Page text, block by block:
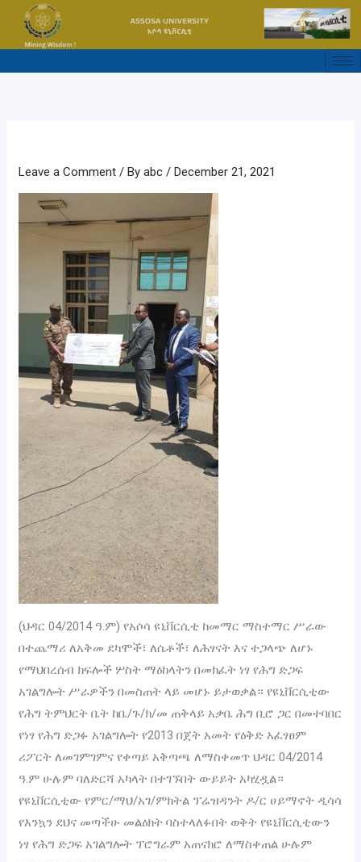
content
Leave a Comment / Byabc/December 21, 2021
(ህዳር 04/2014 ዓ.ም) የአሶሳ ዩኒቨርሲቲ ከመማር ማስተማር ሥራው
በተጨማሪ ለአቅመ ደካሞች፣ ለሴቶች፣ ለሕፃናት እና ተጋላጭ ለሆኑ
የማህበረሰብ ክፍሎች ሦስት ማዕከላትን በመክፈት ነፃ የሕግ ድጋፍ
አገልግሎት ሥራዎችን በመስጠት ላይ መሆኑ ይታወቃል። የዩኒቨርሲቲው
የሕግ ትምህርት ቤት ከቤ/ጉ/ክ/መ ጠቅላይ አቃቤ ሕግ ቢሮ ጋር በመተባበር
የነፃ የሕግ ድጋፉ አገልግሎት የ2013 በጀት አመት የዕቅድ አፈፃፀም
ሪፖርት ለመገምገምና የቀጣይ አቅጣጫ ለማስቀመጥ ህዳር 04/2014
ዓ.ም ሁሉም ባለድርሻ አካላት በተገኙበት ውይይት አካሂዷል።
የዩኒቨርሲቲው የምር/ማህ/አገ/ምክትል ፕሬዝዳንት ዶ/ር ሀይማኖት ዲሳሳ
የእንኳን ደህና መጣችሁ መልዕክት ባስተላለፉበት ወቅት የዩኒቨርሲቲውን
ነፃ የሕግ ድጋፍ አገልግሎት ፕሮግራም አጠናክሮ ለማስቀጠል ሁሉም